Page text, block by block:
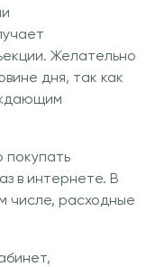
Желательно
дня, так как
покупать
в интернете. В
числе, расходные